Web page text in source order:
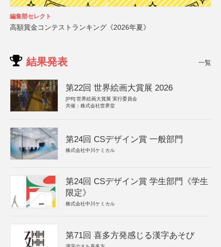
編集部セレクト
高額賞金コンテストランキング《2026年夏》
結果発表 一覧
第22回 世界絵画大賞展 2026
[PR] 世界絵画大賞展 実行委員会
共催：株式会社世界堂
第24回 CSデザイン賞 一般部門
株式会社中川ケミカル
第24回 CSデザイン賞 学生部門《学生
限定》
株式会社中川ケミカル
第71回 喜多方発感じる漢字あそび